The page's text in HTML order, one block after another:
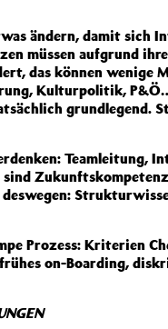
ändern, damit
müssen aufgrund
das können wenige
Kulturpolitik,
grundlegend.
Teamleitung,
Prozess: Kriterien
on-Boarding,